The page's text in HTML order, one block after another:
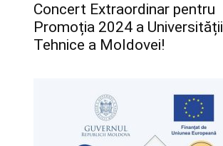
Concert Extraordinar pentru
Promoția 2024 a Universității
Tehnice a Moldovei!